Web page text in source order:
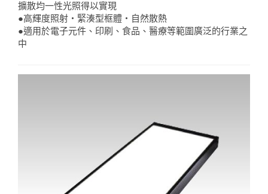
擴散均一性光照得以實現
●高輝度照射・緊湊型框體・自然散熱
●適用於電子元件、印刷、食品、醫療等範圍廣泛的行業之
中